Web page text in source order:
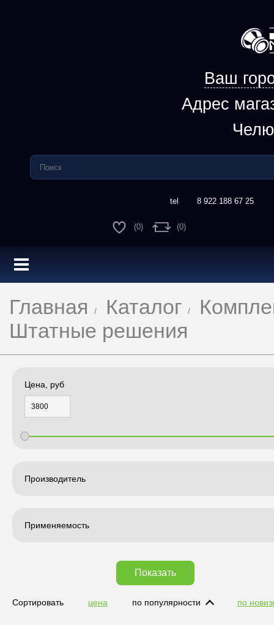
Ваш
Адрес
8 922 188 67 25
(0) (0)
Главная Каталог
Штатные решения
Цена, руб
Производитель
Применяемость
Показать
Сортировать цена по популярности по